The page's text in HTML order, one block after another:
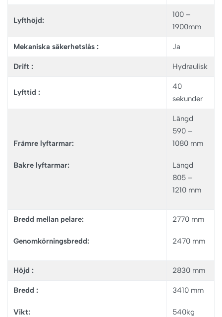
Lyfthöjd:
100 –
1900mm
Mekaniska säkerhetslås : Ja
Drift : Hydraulisk
Lyfttid :
40
sekunder
Främre lyftarmar:
Bakre lyftarmar:
Längd
590 –
1080 mm
Längd
805 –
1210 mm
Bredd mellan pelare:
Genomkörningsbredd:
2770 mm
2470 mm
Höjd : 2830 mm
Bredd :
Vikt:
3410 mm
540kg